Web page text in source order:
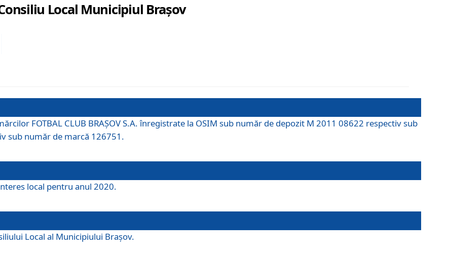
Local Municipiul Brașov
FOTBAL CLUB BRAȘOV S.A. înregistrate la OSIM sub număr de depozit M 2011 08622 respectiv sub
sub număr de marcă 126751.
local pentru anul 2020.
Local al Municipiului Braşov.